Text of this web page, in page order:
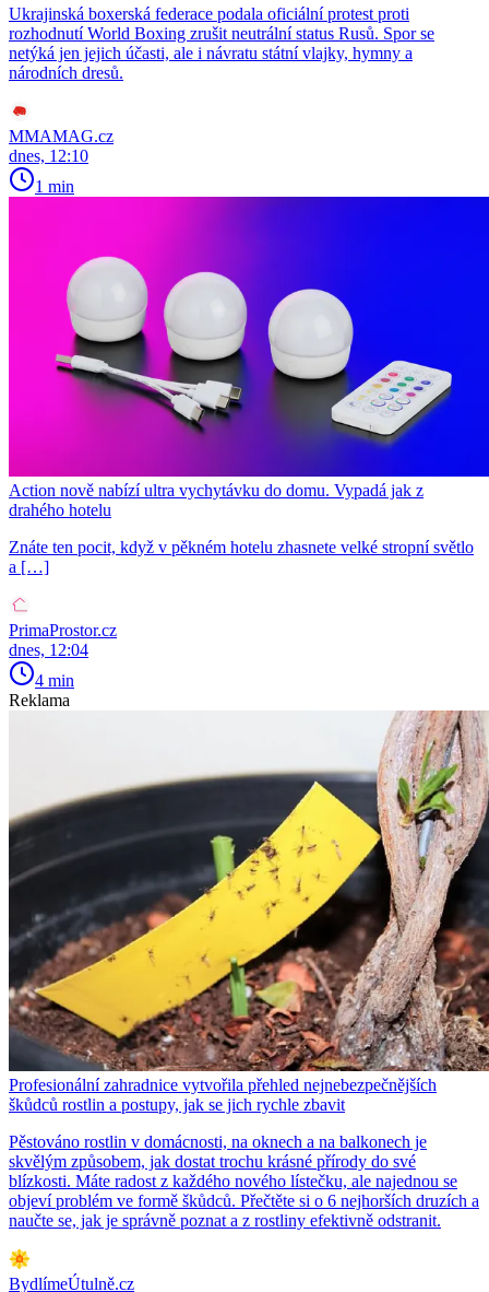
Ukrajinská boxerská federace podala oficiální protest proti
rozhodnutí World Boxing zrušit neutrální status Rusů. Spor se
netýká jen jejich účasti, ale i návratu státní vlajky, hymny a
národních dresů.
MMAMAG.cz
dnes, 12:10
1 min
Action nově nabízí ultra vychytávku do domu. Vypadá jak z
drahého hotelu
Znáte ten pocit, když v pěkném hotelu zhasnete velké stropní světlo
a […]
PrimaProstor.cz
dnes, 12:04
4 min
Reklama
Profesionální zahradnice vytvořila přehled nejnebezpečnějších
škůdců rostlin a postupy, jak se jich rychle zbavit
Pěstováno rostlin v domácnosti, na oknech a na balkonech je
skvělým způsobem, jak dostat trochu krásné přírody do své
blízkosti. Máte radost z každého nového lístečku, ale najednou se
objeví problém ve formě škůdců. Přečtěte si o 6 nejhorších druzích a
naučte se, jak je správně poznat a z rostliny efektivně odstranit.
BydlímeÚtulně.cz